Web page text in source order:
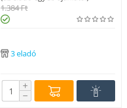
1.384Ft
3 eladó
+
−